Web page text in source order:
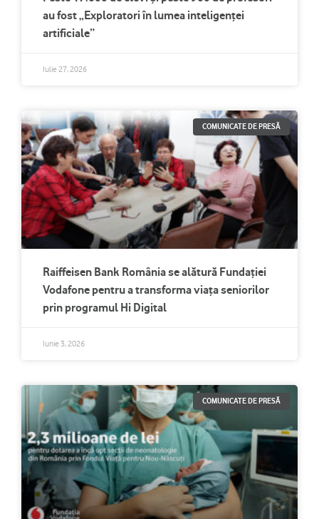
au fost „Exploratori în lumea inteligenței
artificiale”
Iulie 27, 2026
COMUNICATE DE PRESĂ
Raiffeisen Bank România se alătură Fundației
Vodafone pentru a transforma viața seniorilor
prin programul Hi Digital
Iunie 3, 2026
COMUNICATE DE PRESĂ